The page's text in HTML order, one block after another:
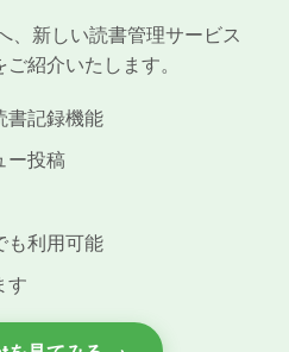
、新しい読書管理サービス
ご紹介いたします。
書記録機能
ー投稿
も利用可能
す